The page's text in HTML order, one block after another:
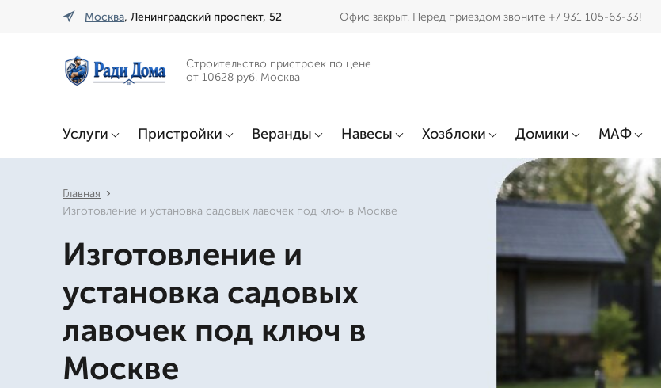
Москва, Ленинградский проспект, 52 Офис закрыт. Перед приездом звоните +7 931 105-63-33!
Строительство пристроек по цене
от 10628 руб. Москва
Услуги Пристройки Веранды Навесы Хозблоки Домики МАФ
Главная
Изготовление и установка садовых лавочек под ключ в Москве
Изготовление и
установка садовых
лавочек под ключ в
Москве